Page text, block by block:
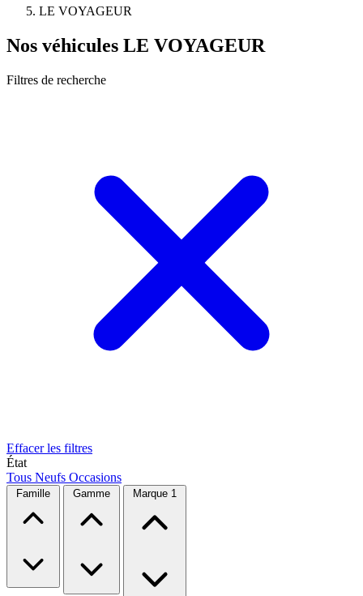
LE VOYAGEUR
Nos véhicules LE VOYAGEUR
Filtres de recherche
Effacer les filtres
État
Tous Neufs Occasions
Famille Gamme Marque 1